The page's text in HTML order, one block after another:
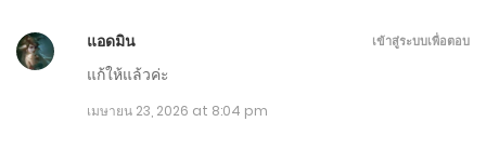
ตอนที่ 821-830
มีนาคม 27, 2026
ตอนที่ 811-820
แอดมิน
แก้ให้แล้วค่ะ
เมษายน 23, 2026 at 8:04 pm
เข้าสู่ระบบเพื่อตอบ